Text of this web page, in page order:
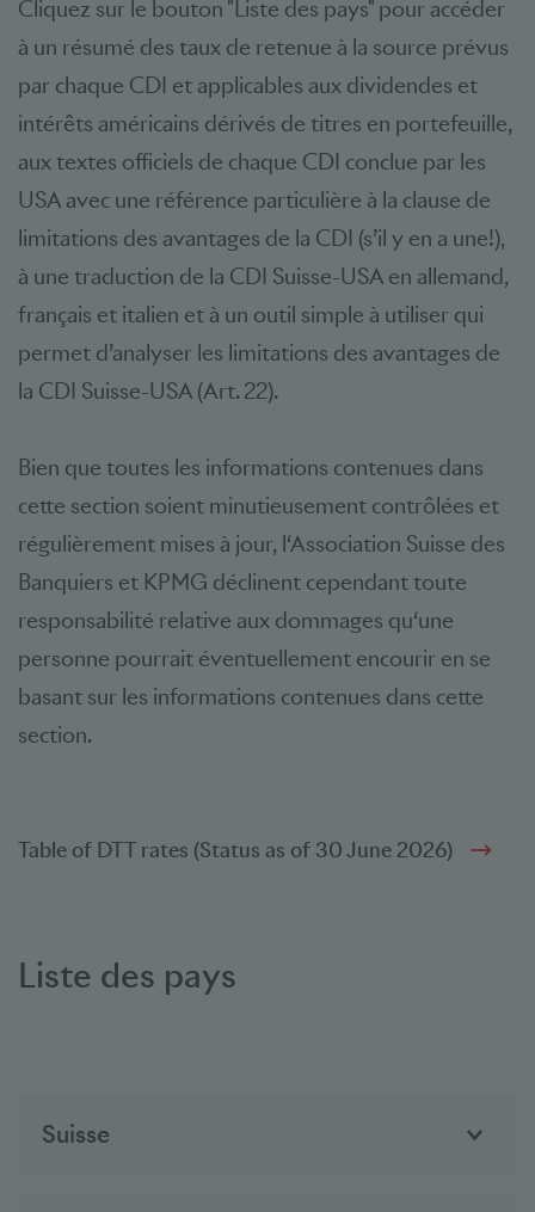
Cliquez sur le bouton "Liste des pays" pour accéder
à un résumé des taux de retenue à la source prévus
par chaque CDI et applicables aux dividendes et
intérêts américains dérivés de titres en portefeuille,
aux textes officiels de chaque CDI conclue par les
USA avec une référence particulière à la clause de
limitations des avantages de la CDI (s’il y en a une!),
à une traduction de la CDI Suisse-USA en allemand,
français et italien et à un outil simple à utiliser qui
permet d’analyser les limitations des avantages de
la CDI Suisse-USA (Art. 22).
Bien que toutes les informations contenues dans
cette section soient minutieusement contrôlées et
régulièrement mises à jour, l‘Association Suisse des
Banquiers et KPMG déclinent cependant toute
responsabilité relative aux dommages qu‘une
personne pourrait éventuellement encourir en se
basant sur les informations contenues dans cette
section.
Table of DTT rates (Status as of 30 June 2026)
Liste des pays
Suisse